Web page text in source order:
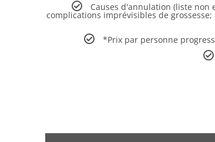
Causes d'annulation (liste non
complications imprévisibles de
*Prix par personne